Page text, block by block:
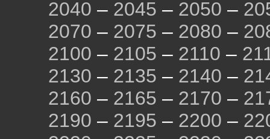
2040 – 2045 – 2050 –
2070 – 2075 – 2080 –
2100 – 2105 – 2110 –
2130 – 2135 – 2140 –
2160 – 2165 – 2170 –
2190 – 2195 – 2200 –